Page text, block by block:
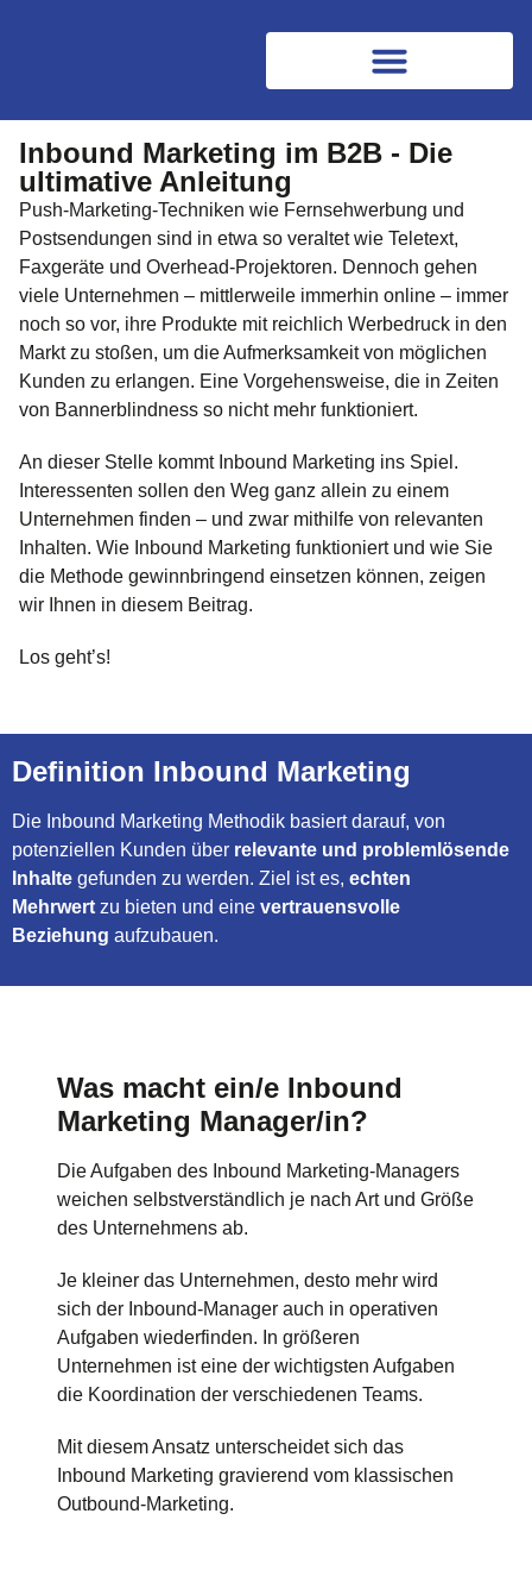
Inbound Marketing im B2B - Die
ultimative Anleitung
Push-Marketing-Techniken wie Fernsehwerbung und
Postsendungen sind in etwa so veraltet wie Teletext,
Faxgeräte und Overhead-Projektoren. Dennoch gehen
viele Unternehmen – mittlerweile immerhin online – immer
noch so vor, ihre Produkte mit reichlich Werbedruck in den
Markt zu stoßen, um die Aufmerksamkeit von möglichen
Kunden zu erlangen. Eine Vorgehensweise, die in Zeiten
von Bannerblindness so nicht mehr funktioniert.
An dieser Stelle kommt Inbound Marketing ins Spiel.
Interessenten sollen den Weg ganz allein zu einem
Unternehmen finden – und zwar mithilfe von relevanten
Inhalten. Wie Inbound Marketing funktioniert und wie Sie
die Methode gewinnbringend einsetzen können, zeigen
wir Ihnen in diesem Beitrag.
Los geht’s!
Definition Inbound Marketing
Die Inbound Marketing Methodik basiert darauf, von
potenziellen Kunden über relevante und problemlösende
Inhalte gefunden zu werden. Ziel ist es, echten
Mehrwert zu bieten und eine vertrauensvolle
Beziehung aufzubauen.
Was macht ein/e Inbound
Marketing Manager/in?
Die Aufgaben des Inbound Marketing-Managers
weichen selbstverständlich je nach Art und Größe
des Unternehmens ab.
Je kleiner das Unternehmen, desto mehr wird
sich der Inbound-Manager auch in operativen
Aufgaben wiederfinden. In größeren
Unternehmen ist eine der wichtigsten Aufgaben
die Koordination der verschiedenen Teams.
Mit diesem Ansatz unterscheidet sich das
Inbound Marketing gravierend vom klassischen
Outbound-Marketing.